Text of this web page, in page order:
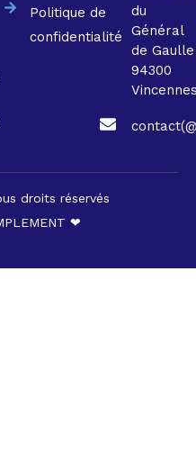
Politique de
confidentialité
du
Général
de Gaulle
94300
droits réservés
❤